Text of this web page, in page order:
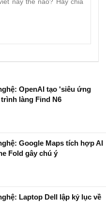
OpenAI tạo 'siêu ứng
làng Find N6
Google Maps tích hợp AI
Fold gây chú ý
Laptop Dell lập kỷ lục về